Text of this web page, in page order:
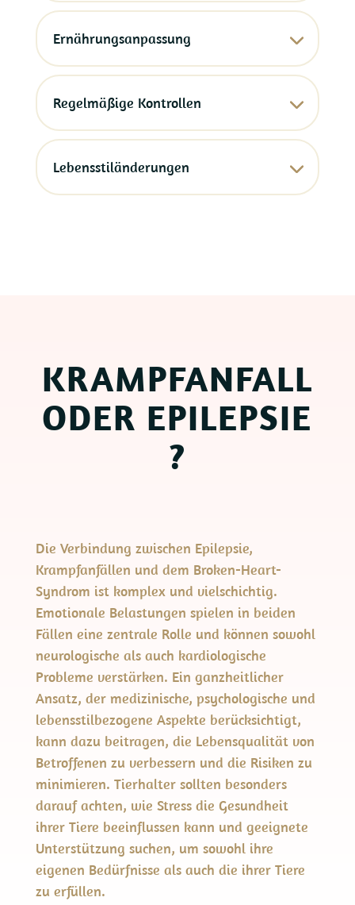
Ernährungsanpassung
Regelmäßige Kontrollen
Lebensstiländerungen
KRAMPFANFALL
ODER EPILEPSIE
?
Die Verbindung zwischen Epilepsie,
Krampfanfällen und dem Broken-Heart-
Syndrom ist komplex und vielschichtig.
Emotionale Belastungen spielen in beiden
Fällen eine zentrale Rolle und können sowohl
neurologische als auch kardiologische
Probleme verstärken. Ein ganzheitlicher
Ansatz, der medizinische, psychologische und
lebensstilbezogene Aspekte berücksichtigt,
kann dazu beitragen, die Lebensqualität von
Betroffenen zu verbessern und die Risiken zu
minimieren. Tierhalter sollten besonders
darauf achten, wie Stress die Gesundheit
ihrer Tiere beeinflussen kann und geeignete
Unterstützung suchen, um sowohl ihre
eigenen Bedürfnisse als auch die ihrer Tiere
zu erfüllen.